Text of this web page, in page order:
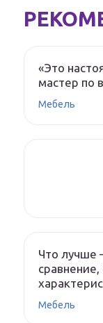
«Это
мастер по
Мебель
Что лучше
Мебель